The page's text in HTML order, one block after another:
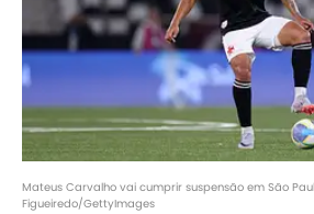
Mateus Carvalho vai cumprir suspensão em São
Figueiredo/GettyImages